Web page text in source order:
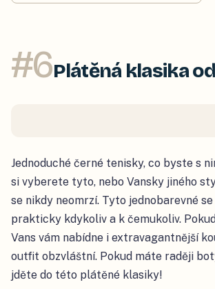
#6Plátěná klasika
Jednoduché černé tenisky, co byste s
si vyberete tyto, nebo Vansky jiného
se nikdy neomrzí. Tyto jednobarevné
prakticky kdykoliv a k čemukoliv.
Vans vám nabídne i extravagantnější
outfit obzvláštní. Pokud máte raději
jděte do této plátěné klasiky!